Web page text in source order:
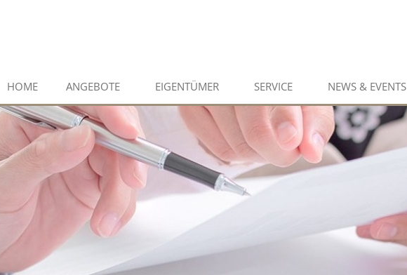
HOME ANGEBOTE EIGENTÜMER SERVICE NEWS & EVENTS